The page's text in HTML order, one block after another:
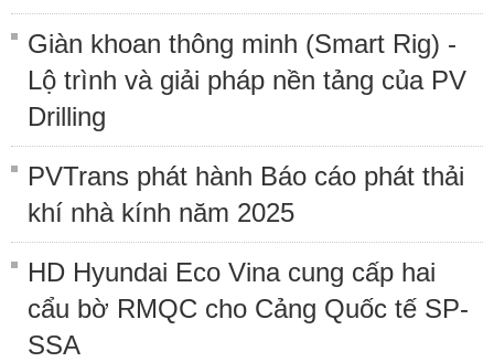
Giàn khoan thông minh (Smart Rig) -
Lộ trình và giải pháp nền tảng của PV
Drilling
PVTrans phát hành Báo cáo phát thải
khí nhà kính năm 2025
HD Hyundai Eco Vina cung cấp hai
cẩu bờ RMQC cho Cảng Quốc tế SP-
SSA